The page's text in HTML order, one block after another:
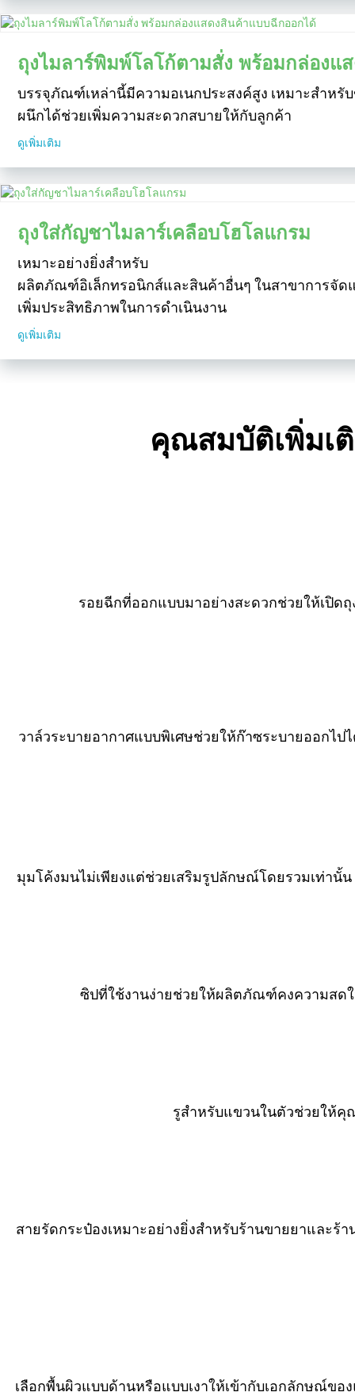
ถุงไมลาร์พิมพ์โลโก้ตามสั่ง พร้อมกล่องแ
บรรจุภัณฑ์เหล่านี้มีความอเนกประสงค์สูง เหมาะสำห
ผนึกได้ช่วยเพิ่มความสะดวกสบายให้กับลูกค้า
ดูเพิ่มเติม
ถุงใส่กัญชาไมลาร์เคลือบโฮโลแกรม
เหมาะอย่างยิ่งสำหรับ
ผลิตภัณฑ์อิเล็กทรอนิกส์และสินค้าอื่นๆ ในสาขาการจัด
เพิ่มประสิทธิภาพในการดำเนินงาน
ดูเพิ่มเติม
คุณสมบัติเพิ่มเ
รอยฉีกที่ออกแบบมาอย่างสะดวกช่วยให้เปิด
วาล์วระบายอากาศแบบพิเศษช่วยให้ก๊าซระบายออกไ
มุมโค้งมนไม่เพียงแต่ช่วยเสริมรูปลักษณ์โดยรวมเท่านั้
ซิปที่ใช้งานง่ายช่วยให้ผลิตภัณฑ์คงความสด
รูสำหรับแขวนในตัวช่วยให้คุ
สายรัดกระป๋องเหมาะอย่างยิ่งสำหรับร้านขายยาและ
เลือกพื้นผิวแบบด้านหรือแบบเงาให้เข้ากับเอกลักษณ์ข